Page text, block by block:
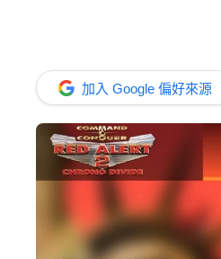
加入 Google 偏好來源